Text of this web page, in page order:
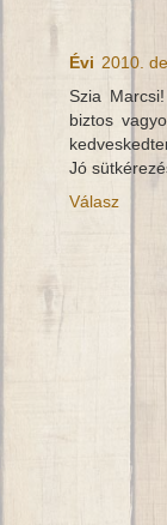
Évi 2010.
Szia
biztos
Jó
Válasz